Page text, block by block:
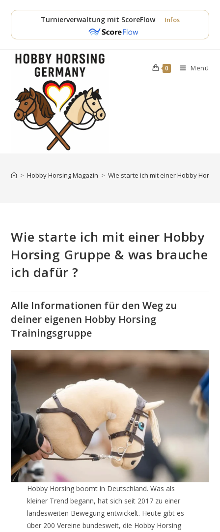
Inhalt
Turnierverwaltung mit ScoreFlow Infos
0 Menü
> Hobby Horsing Magazin > Wie starte ich mit einer Hobby
Wie starte ich mit einer Hobby
Horsing Gruppe & was brauche
ich dafür ?
Alle Informationen für den Weg zu
deiner eigenen Hobby Horsing
Trainingsgruppe
Hobby Horsing boomt in Deutschland. Was als
kleiner Trend begann, hat sich seit 2017 zu einer
landesweiten Bewegung entwickelt. Heute gibt es
über 200 Vereine bundesweit, die Hobby Horsing